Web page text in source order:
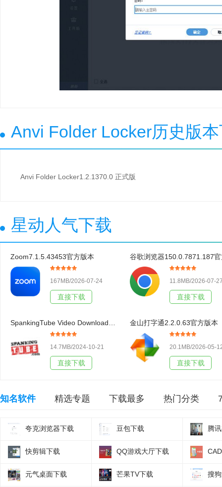
Anvi Folder Locker历史版
Anvi Folder Locker1.2.1370.0 正式版
星动人气下载
Zoom7.1.5.43453官方版本
167MB/2026-07-24
直接下载
11.8MB/2026-07-
直接下载
14.7MB/2024-10-21
直接下载
金山打字通2.2.0.63官方版本
20.1MB/2026-05-
直接下载
知名软件 精选专题 下载最多 热门分类
夸克浏览器下载 豆包下载 腾
快剪辑下载 QQ游戏大厅下载
元气桌面下载 芒果TV下载 搜